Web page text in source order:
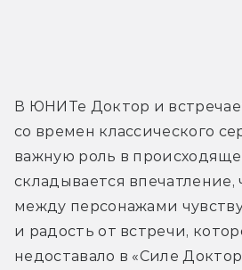
В ЮНИТе Доктор и
со времен классического
важную роль в
складывается впечатление,
между персонажами
и радость от встречи,
недоставало в «Силе